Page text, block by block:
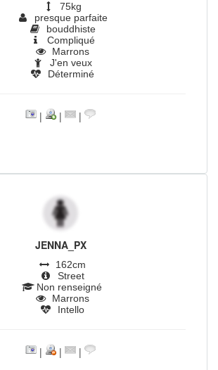
75kg
presque parfaite
bouddhiste
Compliqué
Marrons
J'en veux
Déterminé
| | |
JENNA_PX
162cm
Street
Non renseigné
Marrons
Intello
| | |